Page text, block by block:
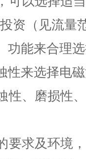
资（见流量
功能来合理
性来选择电
性、磨损性
要求及环境